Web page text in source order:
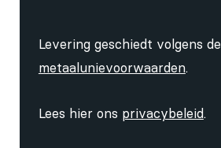
Levering geschiedt volgens de
metaalunievoorwaarden.
Lees hier ons privacybeleid.